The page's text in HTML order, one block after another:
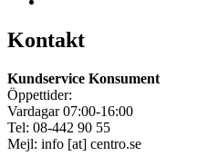
Kontakt
Kundservice Konsument
Öppettider:
Vardagar 07:00-16:00
Tel: 08-442 90 55
Mejl: info [at] centro.se